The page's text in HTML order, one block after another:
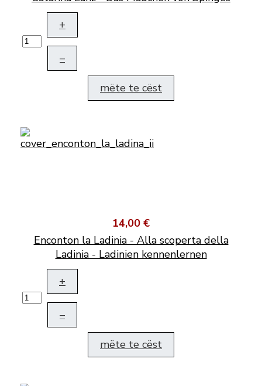
+
–
mëte te cëst
14,00 €
Enconton la Ladinia - Alla scoperta della
Ladinia - Ladinien kennenlernen
+
–
mëte te cëst